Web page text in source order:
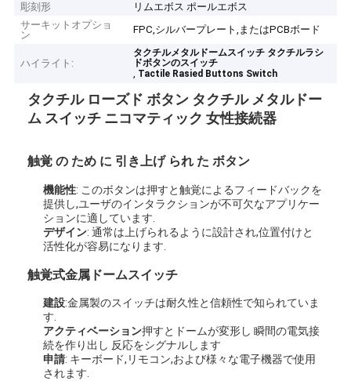
彫刻形
リムエボス ポールエボス
サーキットオプショ
ン
FPC,シルバープレート,またはPCBボード
ハイライト:
タクチルメタルドームスイッチ タクチルラシ
ドボタンのスイッチ
, Tactile Rasied Buttons Switch
タクチル ローズド ボタン タクチル メタルドー
ム スイッチ ニコマティック 女性接続器
触覚 の ため に 引き上げ られ た ボタン
機能性: このボタンは押すと触覚によるフィードバックを
提供し,ユーザのインタラクションが不可欠なアプリケー
ションに適しています.
デザイン: 通常は上げられるように設計され,位置付けと
活性化が容易になります.
触覚式金属ドームスイッチ
建設:金属製のスイッチは耐久性と信頼性で知られていま
す.
アクティベーション押すとドームが変形し 瞬間の電気接
続を作り出し 反応をシグナルします
申請: キーボード,リモコン,および様々な電子機器で使用
されます.